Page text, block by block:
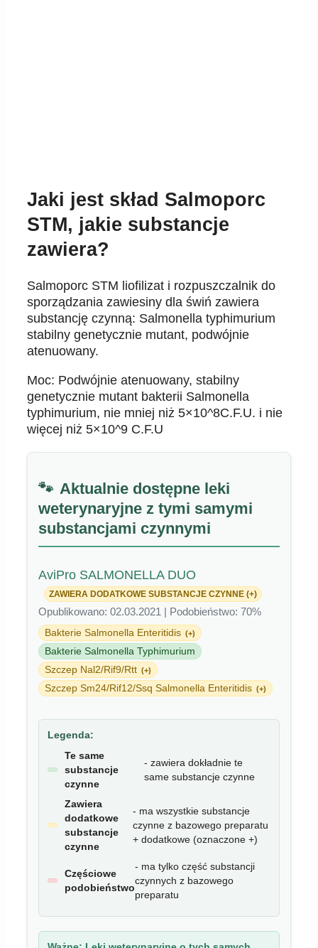
Jaki jest skład Salmoporc
STM, jakie substancje
zawiera?
Salmoporc STM liofilizat i rozpuszczalnik do
sporządzania zawiesiny dla świń zawiera
substancję czynną: Salmonella typhimurium
stabilny genetycznie mutant, podwójnie
atenuowany.
Moc: Podwójnie atenuowany, stabilny
genetycznie mutant bakterii Salmonella
typhimurium, nie mniej niż 5×10^8C.F.U. i nie
więcej niż 5×10^9 C.F.U
Aktualnie dostępne leki
weterynaryjne z tymi samymi
substancjami czynnymi
AviPro SALMONELLA DUO
ZAWIERA DODATKOWE SUBSTANCJE CZYNNE (+)
Opublikowano: 02.03.2021 | Podobieństwo: 70%
Bakterie Salmonella Enteritidis (+)
Bakterie Salmonella Typhimurium
Szczep Nal2/Rif9/Rtt (+)
Szczep Sm24/Rif12/Ssq Salmonella Enteritidis (+)
Legenda:
Te same
substancje
czynne
- zawiera dokładnie te
same substancje czynne
Zawiera
dodatkowe
substancje
czynne
- ma wszystkie substancje
czynne z bazowego preparatu
+ dodatkowe (oznaczone +)
Częściowe
podobieństwo
- ma tylko część substancji
czynnych z bazowego
preparatu